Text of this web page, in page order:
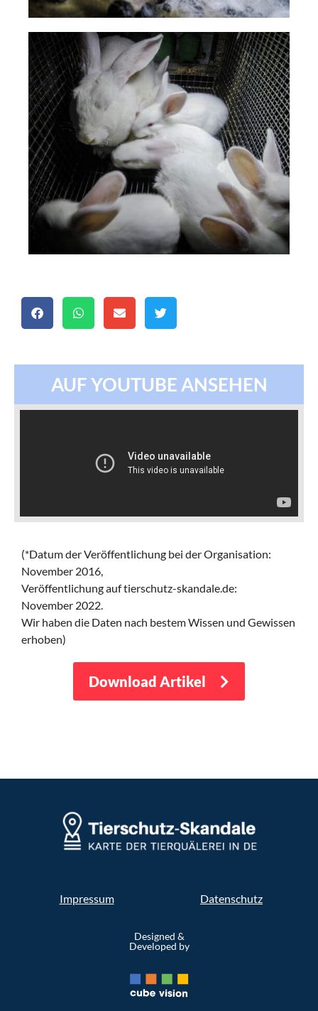
AUF YOUTUBE ANSEHEN
(*Datum der Veröffentlichung bei der Organisation:
November 2016,
Veröffentlichung auf tierschutz-skandale.de:
November 2022.
Wir haben die Daten nach bestem Wissen und Gewissen
erhoben)
Download Artikel
Impressum Datenschutz
Designed &
Developed by